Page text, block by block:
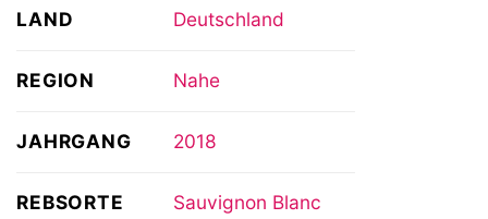
LAND Deutschland
REGION Nahe
JAHRGANG 2018
REBSORTE Sauvignon Blanc